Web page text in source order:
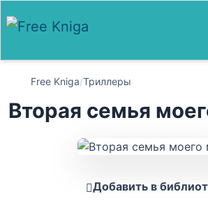
Free Kniga/Триллеры
Вторая семья
Добавить в